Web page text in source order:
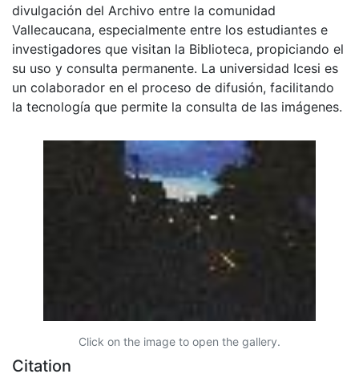
divulgación del Archivo entre la comunidad
Vallecaucana, especialmente entre los estudiantes e
investigadores que visitan la Biblioteca, propiciando el
su uso y consulta permanente. La universidad Icesi es
un colaborador en el proceso de difusión, facilitando
la tecnología que permite la consulta de las imágenes.
Click on the image to open the gallery.
Citation